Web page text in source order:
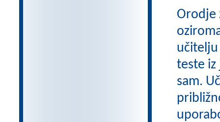
Orodje
učitelju
teste iz
sam.